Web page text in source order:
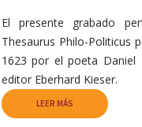
El presente grabado
Thesaurus Philo-Politicus
1623 por el poeta
editor Eberhard Kieser.
LEER MÁS